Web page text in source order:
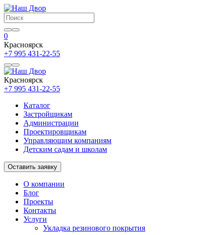
0
Красноярск
+7 995 431-22-55
Красноярск
+7 995 431-22-55
Каталог
Застройщикам
Администрации
Проектировщикам
Управляющим компаниям
Детским садам и школам
Оставить заявку
О компании
Блог
Проекты
Контакты
Услуги
Укладка резинового покрытия